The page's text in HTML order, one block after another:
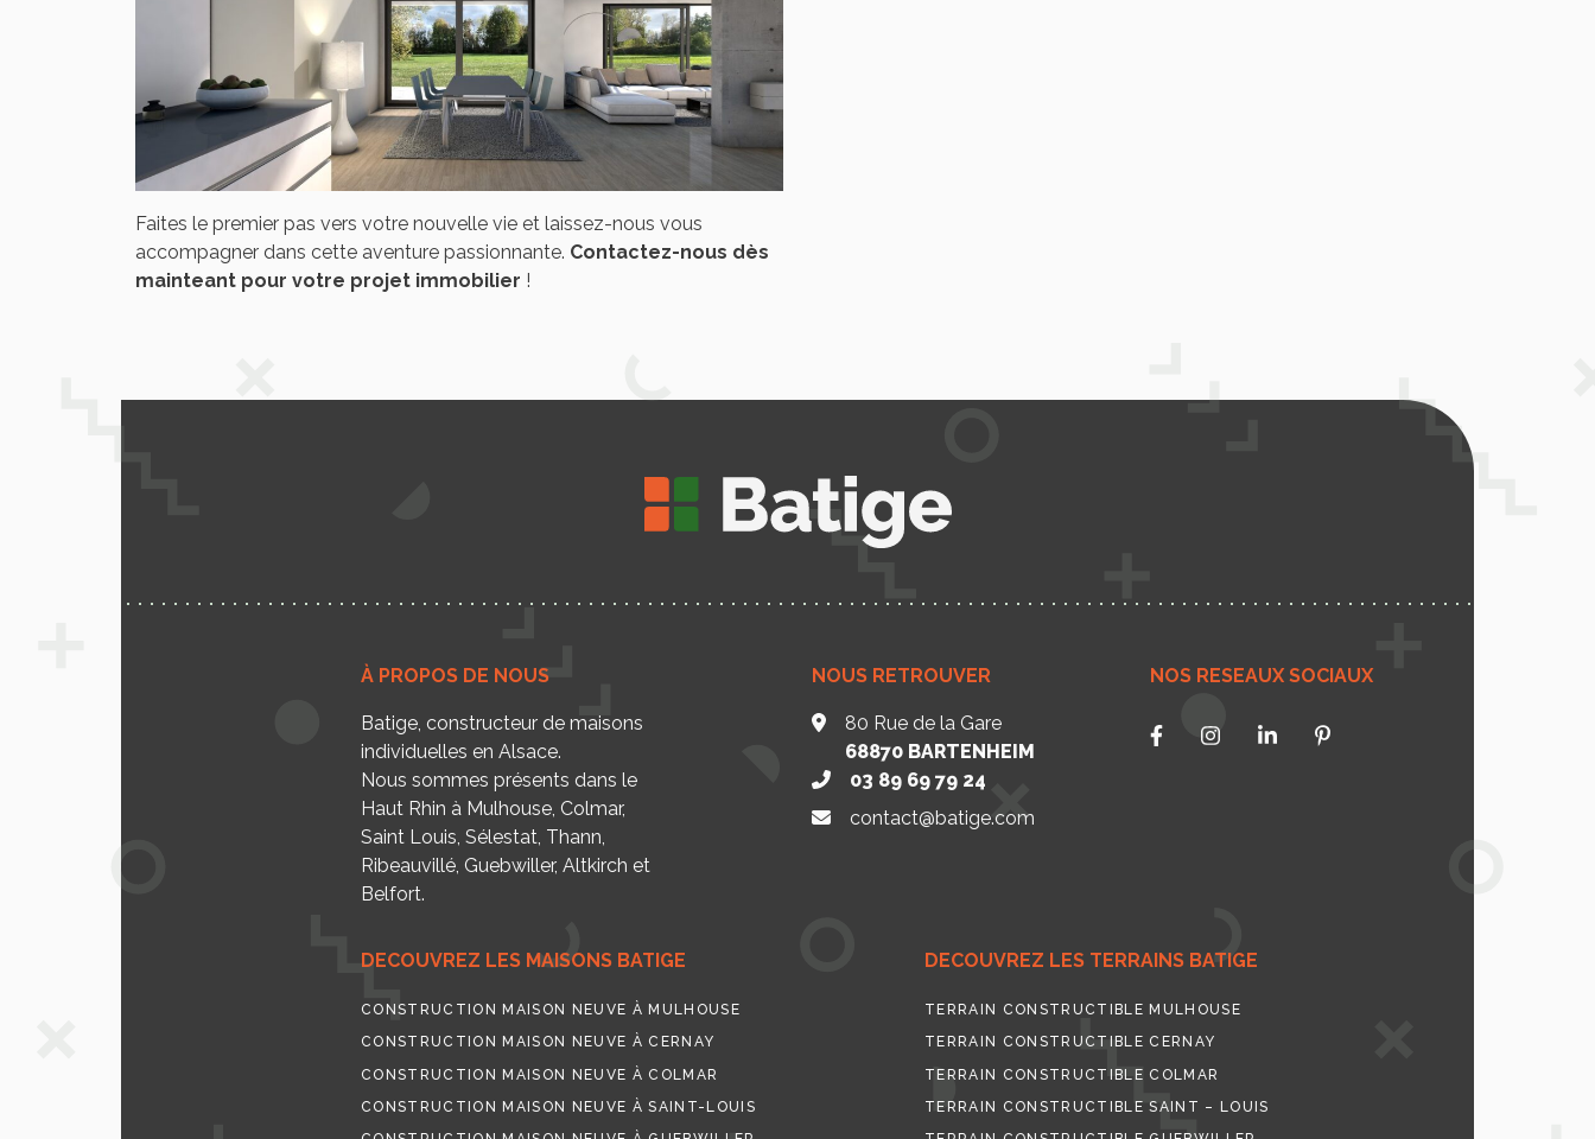
Faites le premier pas vers votre nouvelle vie et laissez-nous vous
accompagner dans cette aventure passionnante. Contactez-nous dès
mainteant pour votre projet immobilier !
À PROPOS DE NOUS
Batige, constructeur de maisons
individuelles en Alsace.
Nous sommes présents dans le
Haut Rhin à Mulhouse, Colmar,
Saint Louis, Sélestat, Thann,
Ribeauvillé, Guebwiller, Altkirch et
Belfort.
NOUS RETROUVER
80 Rue de la Gare
68870 BARTENHEIM
03 89 69 79 24
contact@batige.com
NOS RESEAUX SOCIAUX
DECOUVREZ LES MAISONS BATIGE
CONSTRUCTION MAISON NEUVE À MULHOUSE
CONSTRUCTION MAISON NEUVE À CERNAY
CONSTRUCTION MAISON NEUVE À COLMAR
CONSTRUCTION MAISON NEUVE À SAINT-LOUIS
DECOUVREZ LES TERRAINS BATIGE
TERRAIN CONSTRUCTIBLE MULHOUSE
TERRAIN CONSTRUCTIBLE CERNAY
TERRAIN CONSTRUCTIBLE COLMAR
TERRAIN CONSTRUCTIBLE SAINT – LOUIS